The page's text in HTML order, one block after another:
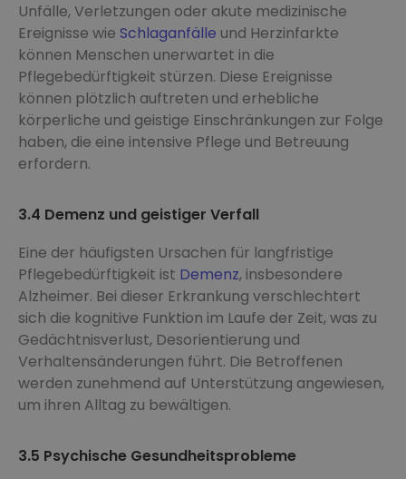
Unfälle, Verletzungen oder akute medizinische
Ereignisse wie Schlaganfälle und Herzinfarkte
können Menschen unerwartet in die
Pflegebedürftigkeit stürzen. Diese Ereignisse
können plötzlich auftreten und erhebliche
körperliche und geistige Einschränkungen zur Folge
haben, die eine intensive Pflege und Betreuung
erfordern.
3.4 Demenz und geistiger Verfall
Eine der häufigsten Ursachen für langfristige
Pflegebedürftigkeit ist Demenz, insbesondere
Alzheimer. Bei dieser Erkrankung verschlechtert
sich die kognitive Funktion im Laufe der Zeit, was zu
Gedächtnisverlust, Desorientierung und
Verhaltensänderungen führt. Die Betroffenen
werden zunehmend auf Unterstützung angewiesen,
um ihren Alltag zu bewältigen.
3.5 Psychische Gesundheitsprobleme